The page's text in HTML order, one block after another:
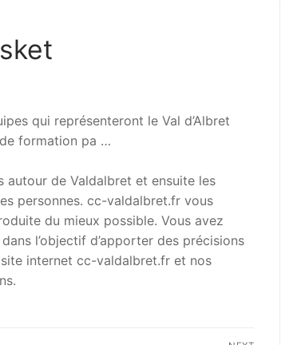
qui représenteront le Val d’Albret
formation pa …
autour de Valdalbret et ensuite les
personnes. cc-valdalbret.fr vous
du mieux possible. Vous avez
l’objectif d’apporter des précisions
internet cc-valdalbret.fr et nos